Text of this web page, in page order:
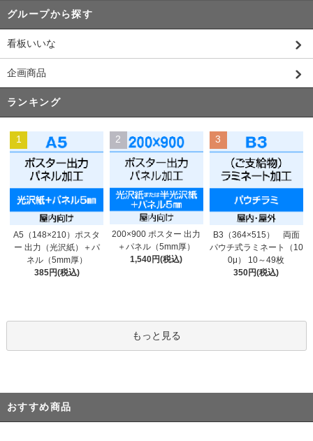
グループから探す
看板いいな
企画商品
ランキング
1
A5（148×210）ポスタ
ー 出力（光沢紙）＋パ
ネル（5mm厚）
385円(税込)
2
200×900 ポスター 出力
＋パネル（5mm厚）
1,540円(税込)
3
B3（364×515） 両面
パウチ式ラミネート（10
0μ） 10～49枚
350円(税込)
もっと見る
おすすめ商品